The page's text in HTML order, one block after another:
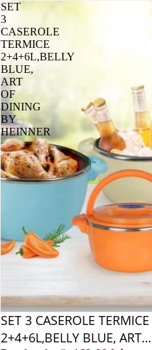
SET
3
CASEROLE
TERMICE
2+4+6L,BELLY
BLUE,
ART
OF
DINING
BY
HEINNER
Reducere 16%
SET 3 CASEROLE TERMICE
2+4+6L,BELLY BLUE, ART